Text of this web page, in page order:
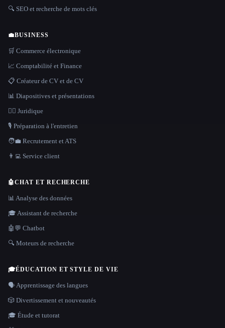
🔍 SEO et recherche de mots clés
💼BUSINESS
🛒 Commerce électronique
📈 Comptabilité et Finance
📋 Créateur de CV et de CV
📊 Diapositives et présentations
👩‍⚖️ Juridique
🎙️ Préparation à l'entretien
🧑‍💼 Recrutement et ATS
👨‍💻 Service client
🤖CHAT ET RECHERCHE
📊 Analyse des données
🎓 Assistant de recherche
🤖💬 Chatbot
🔍 Moteurs de recherche
🎓ÉDUCATION ET STYLE DE VIE
🗣️ Apprentissage des langues
🎲 Divertissement et nouveautés
🎓 Étude et tutorat